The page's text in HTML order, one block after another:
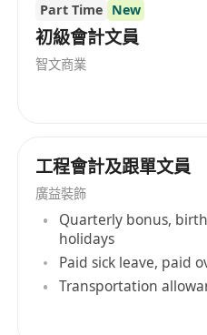
•匯報對象： 直接向公司
申請方法：
有意應徵者，請將個人履
Part Time New
初級會計文員
智文商業
工程會計及跟單文員
廣益裝飾
Quarterly bonus,
holidays
Paid sick leave, paid
Transportation